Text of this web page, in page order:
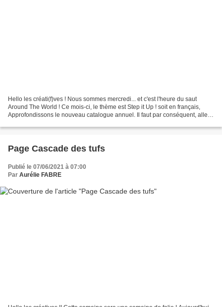
Hello les créati(f)ves ! Nous sommes mercredi... et c'est l'heure du saut
Around The World ! Ce mois-ci, le thème est Step it Up ! soit en français,
Approfondissons le nouveau catalogue annuel. Il faut par conséquent, aller
Page Cascade des tufs
Publié le 07/06/2021 à 07:00
Par Aurélie FABRE